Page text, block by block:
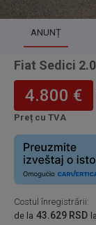
ANUNȚ
Fiat Sedici
4.800 €
Preț cu TVA
Costul înregistrării:
de la 43.629 RSD la